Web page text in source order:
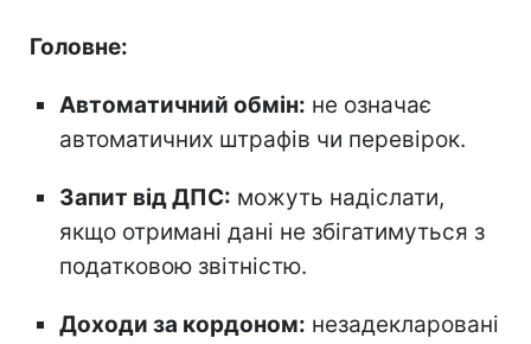
Головне:
Автоматичний обмін: не означає
автоматичних штрафів чи перевірок.
Запит від ДПС: можуть надіслати,
якщо отримані дані не збігатимуться з
податковою звітністю.
Доходи за кордоном: незадекларовані